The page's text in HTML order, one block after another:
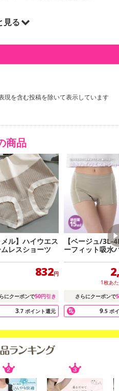
見る
を含む投稿を除いて表示しています
商品
メル】ハイウエス
ムレスショーツ
832円
にクーポンで50円引き
3.7 ポイント還元
【ベージュ/3L-
ーフィット吸水
1枚あ
さらにクーポンで
9.5 ポ